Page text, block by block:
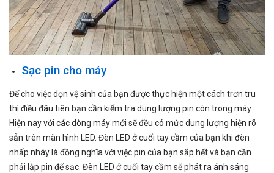
Sạc pin cho máy
Để cho việc dọn vệ sinh của bạn được thực hiện một cách trơn tru
thì điều đâu tiên bạn cần kiểm tra dung lượng pin còn trong máy.
Hiện nay với các dòng máy mới sẽ đều có mức dung lượng hiện rõ
sẵn trên màn hình LED. Đèn LED ở cuối tay cầm của bạn khi đèn
nhấp nháy là đồng nghĩa với việc pin của bạn sắp hết và bạn cần
phải lắp pin để sạc. Đèn LED ở cuối tay cầm sẽ phát ra ánh sáng